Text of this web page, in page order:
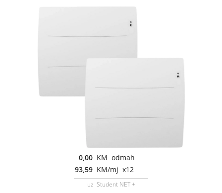
0,00 KM odmah
93,59 KM/mj x12
uz Student NET +